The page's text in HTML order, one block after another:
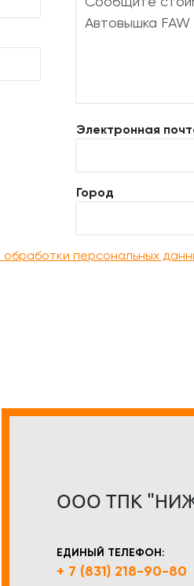
Электронная
Город
обработки персональных
ООО ТПК
ЕДИНЫЙ ТЕЛЕФОН:
+ 7 (831) 218-90-80